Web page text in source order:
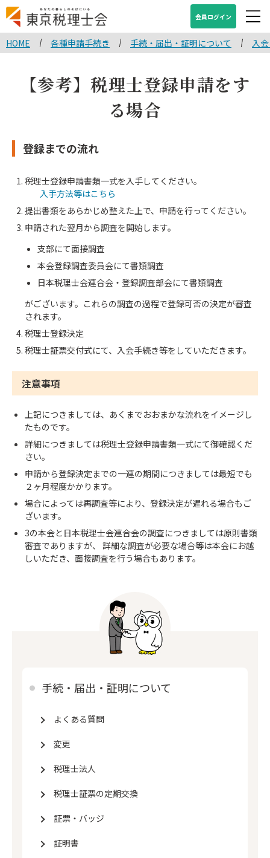
会員ログイン
HOME 各種申請手続き 手続・届出・証明について 入
手続・届出・証明について
よくある質問
変更
税理士法人
税理士証票の定期交換
証票・バッジ
証明書
【参考】税理士登録申請をす
る場合
登録までの流れ
税理士登録申請書類一式を入手してください。
入手方法等はこちら
提出書類をあらかじめ整えた上で、申請を行ってください。
申請された翌月から調査を開始します。
支部にて面接調査
本会登録調査委員会にて書類調査
日本税理士会連合会・登録調査部会にて書類調査
がございます。これらの調査の過程で登録可否の決定が審査
されます。
税理士登録決定
税理士証票交付式にて、入会手続き等をしていただきます。
注意事項
上記につきましては、あくまでおおまかな流れをイメージし
たものです。
詳細につきましては税理士登録申請書類一式にて御確認くだ
さい。
申請から登録決定までの一連の期間につきましては最短でも
２ヶ月程度かかります。
場合によっては再調査等により、登録決定が遅れる場合もご
ざいます。
3の本会と日本税理士会連合会の調査につきましては原則書類
審査でありますが、 詳細な調査が必要な場合等は本会にお越
しいただき、面接調査を行う場合もあります。